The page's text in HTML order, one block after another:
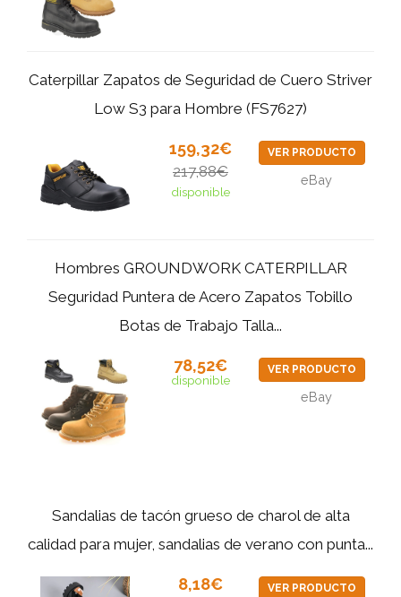
Caterpillar Zapatos de Seguridad de Cuero Striver
Low S3 para Hombre (FS7627)
159,32€
217,88€
disponible
VER PRODUCTO
eBay
Hombres GROUNDWORK CATERPILLAR
Seguridad Puntera de Acero Zapatos Tobillo
Botas de Trabajo Talla...
78,52€
disponible
VER PRODUCTO
eBay
Sandalias de tacón grueso de charol de alta
calidad para mujer, sandalias de verano con punta...
8,18€ VER PRODUCTO